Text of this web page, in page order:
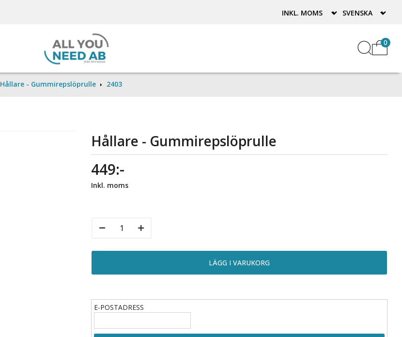
0
Hållare - Gummirepslöprulle 2403
Hållare - Gummirepslöprulle
449:-
Inkl. moms
E-POSTADRESS